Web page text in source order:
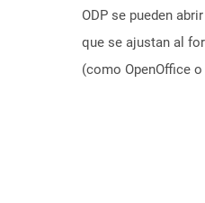
ODP se pueden
que se ajustan al
(como OpenOffice